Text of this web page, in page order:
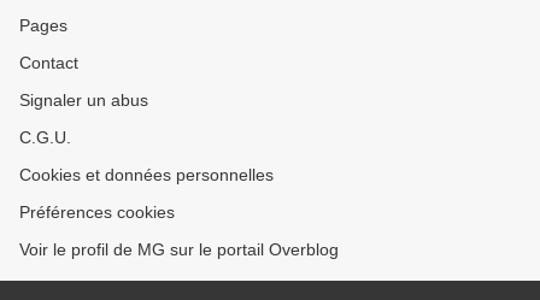
Pages
Contact
Signaler un abus
C.G.U.
Cookies et données personnelles
Préférences cookies
Voir le profil de MG sur le portail Overblog